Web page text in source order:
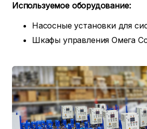
Используемое оборудование:
Насосные установки для
Шкафы управления Омега